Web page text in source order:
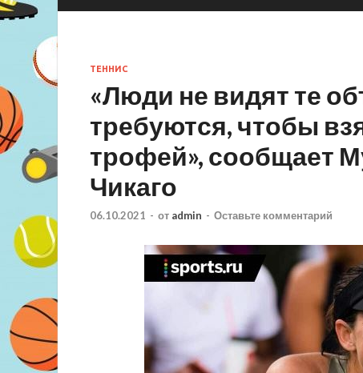
ТЕННИС
«Люди не видят те
требуются, чтобы
трофей», сообщает
Чикаго
06.10.2021 - от admin - Оставьте комментарий